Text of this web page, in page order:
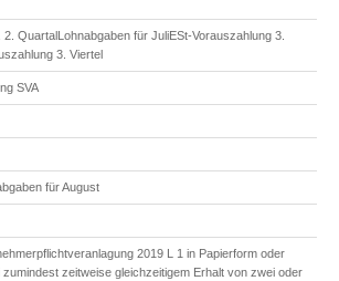
QuartalLohnabgaben für JuliESt-Vorauszahlung 3.
3. Viertel
SVA
für August
2019 L 1 in Papierform oder
zumindest zeitweise gleichzeitigem Erhalt von zwei oder